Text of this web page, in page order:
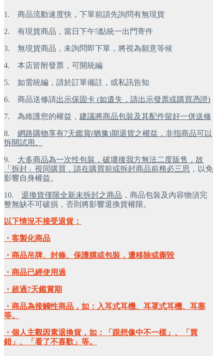
1. 商品流動速度快，下單前請先詢問有無現貨
2. 有現貨商品，當日下午5點統一出門寄件
3. 無現貨商品，未詢問即下單，將視為願意等候
4. 本店皆附發票，可開統編
5. 如需統編，請於訂單備註，或私訊告知
6. 商品送修請出示保固卡 (如遺失，請出示發票或購買憑證)
7. 為維護您的權益， 建議將商品包裝及其配件留好一併送修
8.
網路購物享有7天鑑賞(猶豫)期退貨之權益，非指商品可以
拆開試用。
9.
大多商品為一次性包裝，破壞後我方無法二度販售，故
「拆封」視同購買，請在購買前或拆封商品前務必三思 ，以免
影響自身權益。
10. 退換貨僅限全新未拆封之商品 ，商品包裝及內容物須完
整無缺不可破損，否則將影響退換貨權限。
以下情況不接受退貨：
・客製化商品
・商品吊牌、封條、保護膜或包裝，遭移除或撕毀
・商品已經使用過
・超過7天鑑賞期
・商品為接觸性商品，如：入耳式耳機、耳罩式耳機、耳塞
等。
・個人主觀因素退換貨，如：「跟想像中不一樣」、「買
錯」、「看了不喜歡」等。